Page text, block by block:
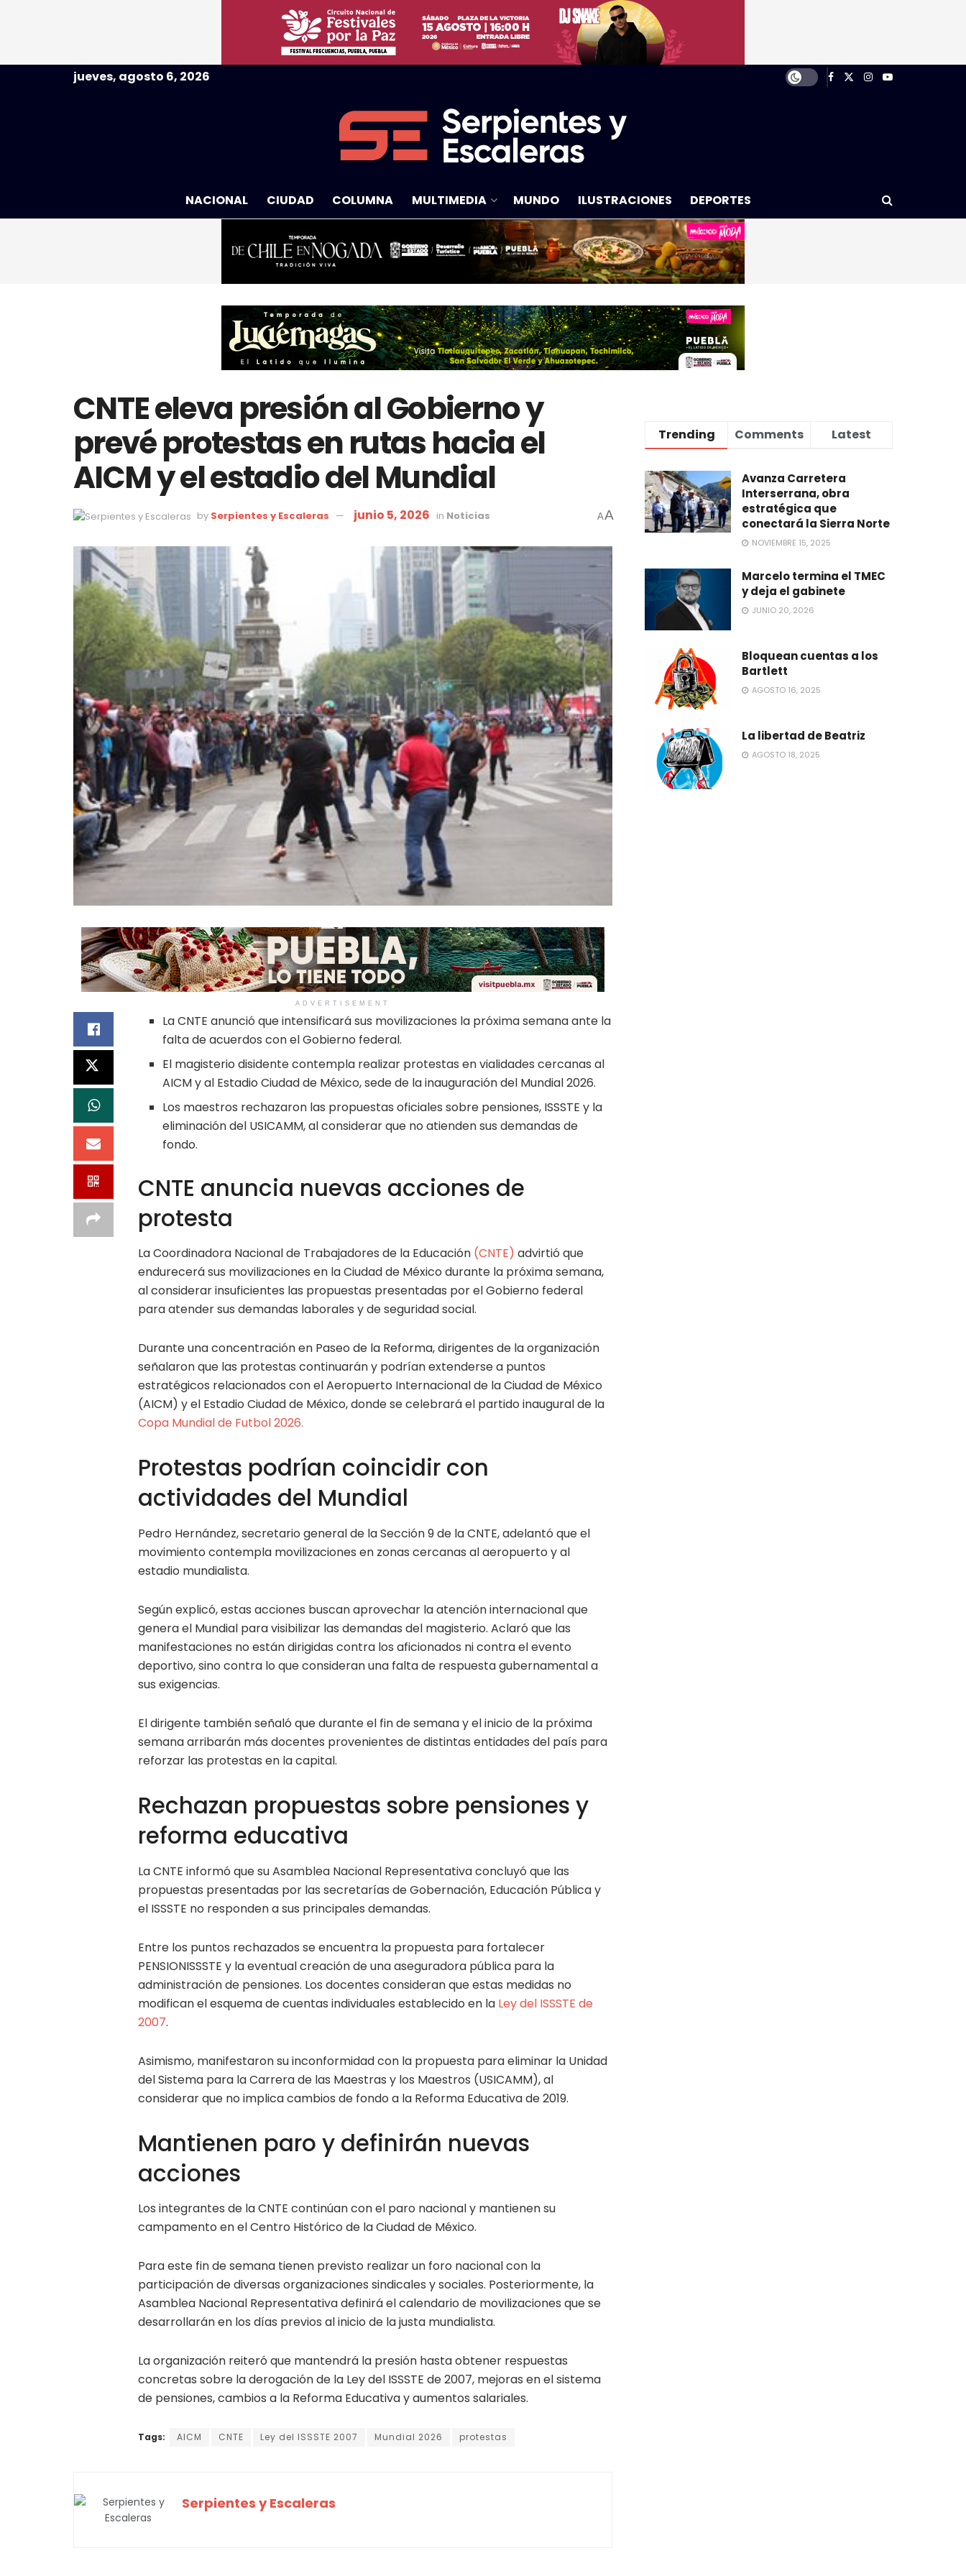
jueves, agosto 6, 2026
NACIONAL CIUDAD COLUMNA MULTIMEDIA MUNDO ILUSTRACIONES DEPORTES
CNTE eleva presión al Gobierno y
prevé protestas en rutas hacia el
AICM y el estadio del Mundial
by Serpientes y Escaleras junio 5, 2026 in Noticias AA
ADVERTISEMENT
La CNTE anunció que intensificará sus movilizaciones la próxima semana ante la
falta de acuerdos con el Gobierno federal.
El magisterio disidente contempla realizar protestas en vialidades cercanas al
AICM y al Estadio Ciudad de México, sede de la inauguración del Mundial 2026.
Los maestros rechazaron las propuestas oficiales sobre pensiones, ISSSTE y la
eliminación del USICAMM, al considerar que no atienden sus demandas de
fondo.
CNTE anuncia nuevas acciones de
protesta
La Coordinadora Nacional de Trabajadores de la Educación (CNTE) advirtió que
endurecerá sus movilizaciones en la Ciudad de México durante la próxima semana,
al considerar insuficientes las propuestas presentadas por el Gobierno federal
para atender sus demandas laborales y de seguridad social.
Durante una concentración en Paseo de la Reforma, dirigentes de la organización
señalaron que las protestas continuarán y podrían extenderse a puntos
estratégicos relacionados con el Aeropuerto Internacional de la Ciudad de México
(AICM) y el Estadio Ciudad de México, donde se celebrará el partido inaugural de la
Copa Mundial de Futbol 2026.
Protestas podrían coincidir con
actividades del Mundial
Pedro Hernández, secretario general de la Sección 9 de la CNTE, adelantó que el
movimiento contempla movilizaciones en zonas cercanas al aeropuerto y al
estadio mundialista.
Según explicó, estas acciones buscan aprovechar la atención internacional que
genera el Mundial para visibilizar las demandas del magisterio. Aclaró que las
manifestaciones no están dirigidas contra los aficionados ni contra el evento
deportivo, sino contra lo que consideran una falta de respuesta gubernamental a
sus exigencias.
El dirigente también señaló que durante el fin de semana y el inicio de la próxima
semana arribarán más docentes provenientes de distintas entidades del país para
reforzar las protestas en la capital.
Rechazan propuestas sobre pensiones y
reforma educativa
La CNTE informó que su Asamblea Nacional Representativa concluyó que las
propuestas presentadas por las secretarías de Gobernación, Educación Pública y
el ISSSTE no responden a sus principales demandas.
Entre los puntos rechazados se encuentra la propuesta para fortalecer
PENSIONISSSTE y la eventual creación de una aseguradora pública para la
administración de pensiones. Los docentes consideran que estas medidas no
modifican el esquema de cuentas individuales establecido en la Ley del ISSSTE de
2007.
Asimismo, manifestaron su inconformidad con la propuesta para eliminar la Unidad
del Sistema para la Carrera de las Maestras y los Maestros (USICAMM), al
considerar que no implica cambios de fondo a la Reforma Educativa de 2019.
Mantienen paro y definirán nuevas
acciones
Los integrantes de la CNTE continúan con el paro nacional y mantienen su
campamento en el Centro Histórico de la Ciudad de México.
Para este fin de semana tienen previsto realizar un foro nacional con la
participación de diversas organizaciones sindicales y sociales. Posteriormente, la
Asamblea Nacional Representativa definirá el calendario de movilizaciones que se
desarrollarán en los días previos al inicio de la justa mundialista.
La organización reiteró que mantendrá la presión hasta obtener respuestas
concretas sobre la derogación de la Ley del ISSSTE de 2007, mejoras en el sistema
de pensiones, cambios a la Reforma Educativa y aumentos salariales.
Tags: AICM CNTE Ley del ISSSTE 2007 Mundial 2026 protestas
Serpientes y Escaleras
Trending Comments Latest
Avanza Carretera
Interserrana, obra
estratégica que
conectará la Sierra Norte
NOVIEMBRE 15, 2025
Marcelo termina el TMEC
y deja el gabinete
JUNIO 20, 2026
Bloquean cuentas a los
Bartlett
AGOSTO 16, 2025
La libertad de Beatriz
AGOSTO 18, 2025